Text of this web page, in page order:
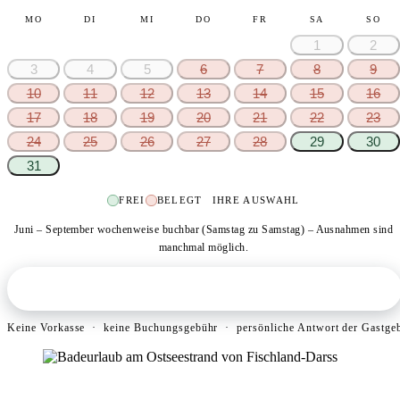
MO DI MI DO FR SA SO
1
2
3
4 5 6 7 8
9
10
11 12 13 14 15
16
17
18 19 20 21 22
23
24
25 26 27 28 29
30
31
FREI BELEGT IHRE AUSWAHL
Juni – September wochenweise buchbar (Samstag zu Samstag) – Ausnahmen sind
manchmal möglich.
Keine Vorkasse · keine Buchungsgebühr · persönliche Antwort der